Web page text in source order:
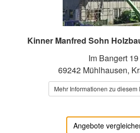
Kinner Manfred Sohn
Im Bangert 19
69242 Mühlhausen,
Mehr Informationen zu diesem
Angebote